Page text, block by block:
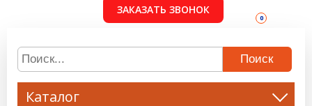
ЗАКАЗАТЬ ЗВОНОК
0
Поиск
Каталог